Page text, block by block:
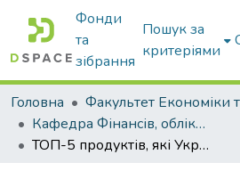
Фонди
та
зібрання
Пошук за
критеріями
Головна
Кафедра Фінансів, обліку і оподаткування
ТОП-5 продуктів, які Україна експортує до ЄС